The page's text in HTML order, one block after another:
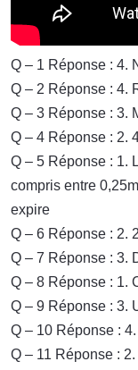
Q – 1 Réponse : 4.
Q – 2 Réponse : 4.
Q – 3 Réponse : 3.
Q – 4 Réponse : 2.
Q – 5 Réponse : 1.
compris entre
expire
Q – 6 Réponse : 2.
Q – 7 Réponse : 3.
Q – 8 Réponse : 1.
Q – 9 Réponse : 3.
Q – 10 Réponse :
Q – 11 Réponse :